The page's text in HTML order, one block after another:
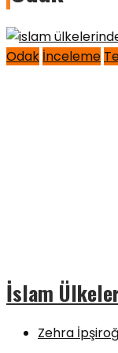
Odak İnceleme
İslam
Zehra